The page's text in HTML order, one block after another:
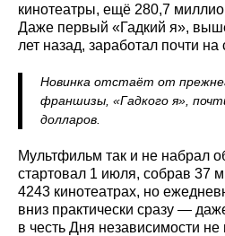
кинотеатры, ещё 280,7
Даже первый «Гадкий я»,
лет назад, заработал почти
Новинка отстаёт от
франшизы, «Гадкого я»,
долларов.
Мультфильм так и не набрал
стартовал 1 июля, собрав 37
4243 кинотеатрах, но
вниз практически сразу —
в честь Дня независимости не